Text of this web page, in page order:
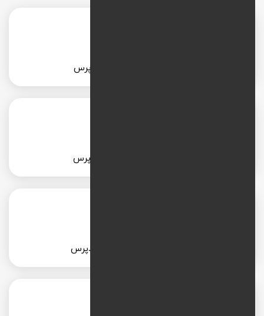
طراحی سایت پزشکی با وردپرس
طراحی سایت شرکتی با وردپرس
طراحی سایت آموزشی با وردپرس